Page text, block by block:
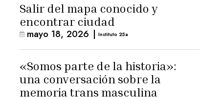
Salir del mapa conocido y
encontrar ciudad
mayo 18, 2026 | Instituto 25a
«Somos parte de la historia»:
una conversación sobre la
memoria trans masculina